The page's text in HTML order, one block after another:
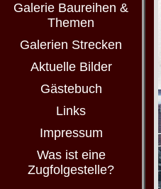
Galerie Baureihen &
Themen
Galerien Strecken
Aktuelle Bilder
Gästebuch
Links
Impressum
Was ist eine
Zugfolgestelle?